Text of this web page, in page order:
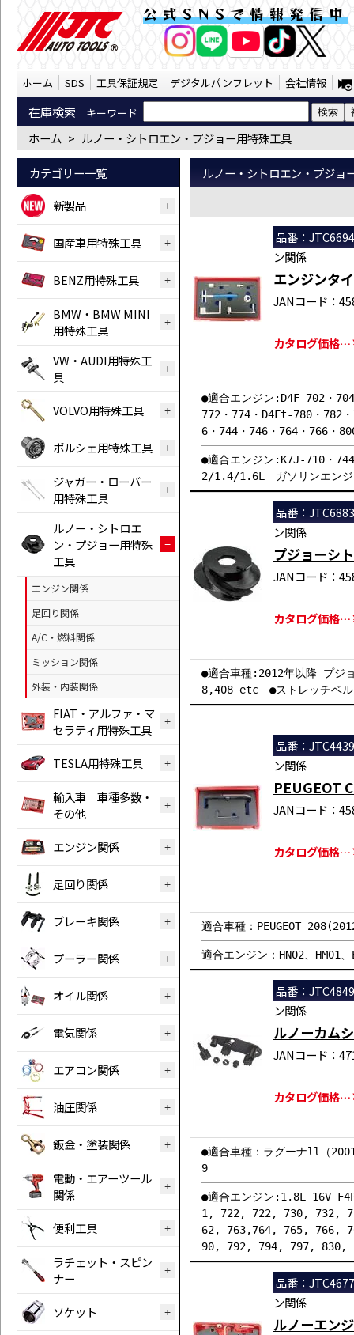
ルノー・シトロエン・プジョー
公式SNSで情報発信中
ホーム SDS 工具保証規定 デジタルパンフレット 会社情報
在庫検索 キーワード
ホーム > ルノー・シトロエン・プジョー用特殊工具
カテゴリー一覧
新製品
国産車用特殊工具
BENZ用特殊工具
BMW・BMW MINI
用特殊工具
VW・AUDI用特殊工
具
VOLVO用特殊工具
ポルシェ用特殊工具
ジャガー・ローバー
用特殊工具
ルノー・シトロエ
ン・プジョー用特殊
工具
エンジン関係
足回り関係
A/C・燃料関係
ミッション関係
外装・内装関係
FIAT・アルファ・マ
セラティ用特殊工具
TESLA用特殊工具
輸入車 車種多数・
その他
エンジン関係
足回り関係
ブレーキ関係
プーラー関係
オイル関係
電気関係
エアコン関係
油圧関係
鈑金・塗装関係
電動・エアーツール
関係
便利工具
ラチェット・スピン
ナー
ソケット
ルノー・シトロエン・プジョ
品番：JTC6694
ン関係
エンジンタ
JANコード：
カタログ価格
●適合エンジン:D4F-702・
772・774・D4Ft-780・782
6・744・746・764・766・
●適合エンジン:K7J-710・
2/1.4/1.6L ガソリンエンジ
品番：JTC6883
ン関係
プジョーシ
JANコード：
カタログ価格…
●適合車種:2012年以降 プ
8,408 etc ●ストレッチベル
品番：JTC4439
ン関係
PEUGEOT
JANコード：
カタログ価格
適合車種：PEUGEOT
適合エンジン：HN02、HM01
品番：JTC4849
ン関係
ルノーカム
JANコード：
カタログ価格
●適合車種：ラグーナll（
9
●適合エンジン:1.8L 16V
1, 722, 722, 730, 732,
62, 763,764, 765, 766,
90, 792, 794, 797, 830,
品番：
ン関係
ルノーエン
AI商品コンシェルジ
オンライン